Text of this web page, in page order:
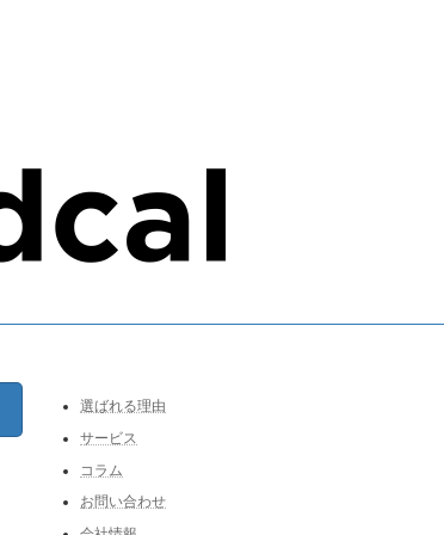
選ばれる理由
サービス
コラム
お問い合わせ